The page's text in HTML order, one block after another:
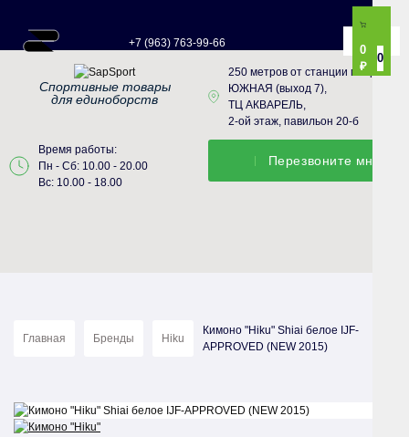
+7 (963) 763-99-66
0
₽
0
Спортивные товары
для единоборств
250 метров от станции метро
ЮЖНАЯ (выход 7),
ТЦ АКВАРЕЛЬ,
2-ой этаж, павильон 20-б
Время работы:
Пн - Сб: 10.00 - 20.00
Вс: 10.00 - 18.00
Перезвонитe мне
Главная Бренды Hiku
Кимоно "Hiku" Shiai белое IJF-
APPROVED (NEW 2015)